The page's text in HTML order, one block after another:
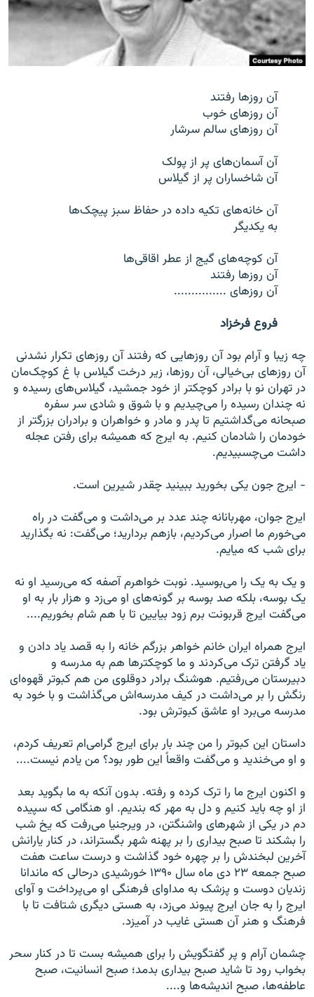
آن روزها رفتند
آن روزهای خوب
آن روزهای سالم سرشار
آن آسمان‌های پر از پولک
آن شاخساران پر از گیلاس
آن خانه‌های تکیه داده در حفاظ سبز پیچک‌ها
به یکدیگر
آن کوچه‌های گیج از عطر اقاقی‌ها
آن روزها رفتند
آن روزهای ...............
فروع فرخزاد
چه زیبا و آرام بود آن روزهایی که رفتند آن روزهای تکرار نشدنی
آن روزهای بی‌خیالی، آن روزها، زیر درخت گیلاس با غ کوچک‌مان
در تهران نو با برادر کوچکتر از خود جمشید، گیلاس‌های رسیده و
نه چندان رسیده را می‌چیدیم و با شوق و شادی سر سفره
صبحانه می‌گداشتیم تا پدر و مادر و خواهران و برادران بزرگتر از
خودمان را شادمان کنیم. به ایرج که همیشه برای رفتن عجله
داشت می‌چسبیدیم.
- ایرج جون یکی بخورید ببینید چقدر شیرین است.
ایرج جوان، مهربانانه چند عدد بر می‌داشت و می‌گفت در راه
می‌خورم ما اصرار می‌کردیم، بازهم بردارید؛ می‌گفت: نه بگذارید
برای شب که میایم.
و یک به یک را می‌بوسید. نوبت خواهرم آصفه که می‌رسید او نه
یک بوسه، بلکه صد بوسه بر گونه‌های او می‌زد و هزار بار به او
می‌گفت ایرج قربونت برم زود بیایین تا با هم شام بخوریم....
ایرج همراه ایران خانم خواهر بزرگم خانه را به قصد یاد دادن و
یاد گرفتن ترک می‌کردند و ما کوچکترها هم به مدرسه و
دبیرستان می‌رفتیم. هوشنگ برادر دوقلوی من هم کبوتر قهوه‌ای
رنگش را بر می‌داشت در کیف مدرسه‌اش می‌گذاشت و با خود به
مدرسه می‌برد او عاشق کبوترش بود.
داستان این کبوتر را من چند بار برای ایرج گرامی‌ام تعریف کردم،
و او می‌خندید و می‌گفت واقعاً این طور بود؟ من یادم نیست....
و اکنون ایرج ما را ترک کرده و رفته. بدون آنکه به ما بگوید بعد
از او چه باید کنیم و دل به مهر که بندیم. او هنگامی که سپیده
دم در یکی از شهرهای واشنگتن، در ویرجنیا می‌رفت که یخ شب
را بشکند تا صبح بیداری را بر پهنه شهر بگستراند، در کنار یارانش
آخرین لبخندش را بر چهره خود گذاشت و درست ساعت هفت
صبح جمعه ۲۳ دی ماه سال ۱۳۹۰ خورشیدی درحالی که ماندانا
زندیان دوست و پزشک به مداوای فرهنگی او می‌پرداخت و آوای
ایرج را به جان ایرج پیوند می‌زد، به هستی دیگری شتافت تا با
فرهنگ و هنر آن هستی غایب در آمیزد.
چشمان آرام و پر گفتگویش را برای همیشه بست تا در کنار سحر
بخواب رود تا شاید صبح بیداری بدمد؛ صبح انسانیت، صبح
عاطفه‌ها، صبح اندیشه‌ها و....